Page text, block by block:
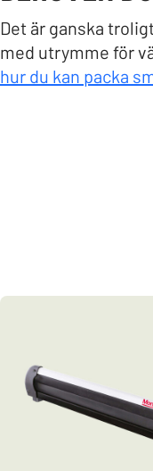
Det är ganska
med utrymme för
hur du kan packa